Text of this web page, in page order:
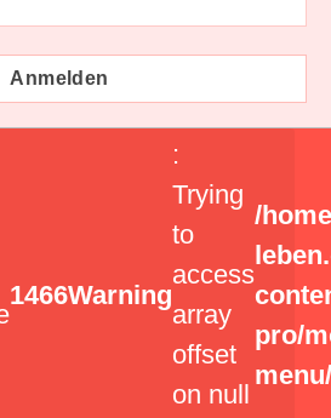
Anmelden
1466Warning
:
Trying
to
access
array
offset
on null
/
pro/